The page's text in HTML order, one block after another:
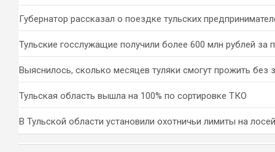
Губернатор рассказал о поездке тульских
Тульские госслужащие получили более 600 млн рублей за
Выяснилось, сколько месяцев туляки смогут прожить без
Тульская область вышла на 100% по сортировке ТКО
В Тульской области установили охотничьи лимиты на